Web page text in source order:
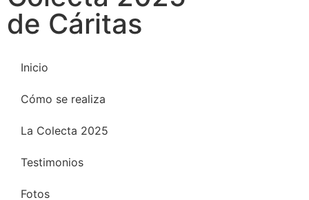
de Cáritas
Inicio
Cómo se realiza
La Colecta 2025
Testimonios
Fotos